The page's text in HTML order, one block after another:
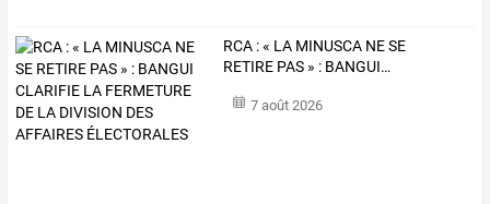
RCA :« LA MINUSCA NESE
RETIRE PAS » : BANGUI…
7 août 2026